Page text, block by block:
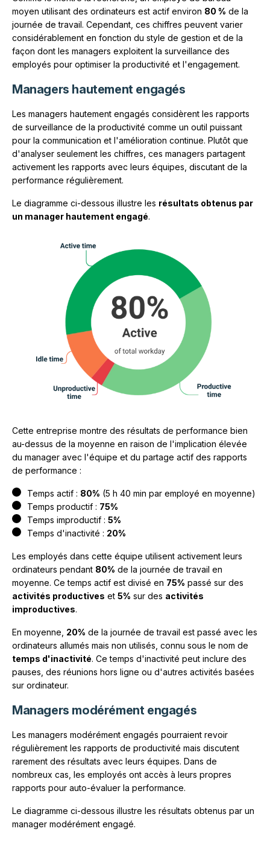
moyen utilisant des ordinateurs est actif environ 80 % de la
journée de travail. Cependant, ces chiffres peuvent varier
considérablement en fonction du style de gestion et de la
façon dont les managers exploitent la surveillance des
employés pour optimiser la productivité et l'engagement.
Managers hautement engagés
Les managers hautement engagés considèrent les rapports
de surveillance de la productivité comme un outil puissant
pour la communication et l'amélioration continue. Plutôt que
d'analyser seulement les chiffres, ces managers partagent
activement les rapports avec leurs équipes, discutant de la
performance régulièrement.
Le diagramme ci-dessous illustre les résultats obtenus par
un manager hautement engagé.
Cette entreprise montre des résultats de performance bien
au-dessus de la moyenne en raison de l'implication élevée
du manager avec l'équipe et du partage actif des rapports
de performance :
Temps actif : 80% (5 h 40 min par employé en moyenne)
Temps productif : 75%
Temps improductif : 5%
Temps d'inactivité : 20%
Les employés dans cette équipe utilisent activement leurs
ordinateurs pendant 80% de la journée de travail en
moyenne. Ce temps actif est divisé en 75% passé sur des
activités productives et 5% sur des activités
improductives.
En moyenne, 20% de la journée de travail est passé avec les
ordinateurs allumés mais non utilisés, connu sous le nom de
temps d'inactivité. Ce temps d'inactivité peut inclure des
pauses, des réunions hors ligne ou d'autres activités basées
sur ordinateur.
Managers modérément engagés
Les managers modérément engagés pourraient revoir
régulièrement les rapports de productivité mais discutent
rarement des résultats avec leurs équipes. Dans de
nombreux cas, les employés ont accès à leurs propres
rapports pour auto-évaluer la performance.
Le diagramme ci-dessous illustre les résultats obtenus par un
manager modérément engagé.